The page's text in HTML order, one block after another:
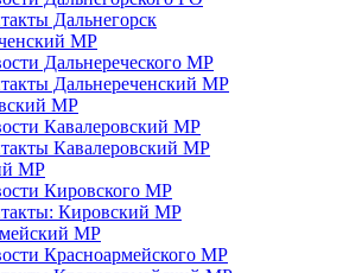
Дальнегорск
МР
Дальнереческого МР
Дальнереченский МР
МР
Кавалеровский МР
Кавалеровский МР
МР
Кировского МР
Кировский МР
МР
Красноармейского МР